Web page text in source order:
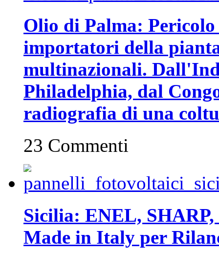
Olio di Palma:
importatori della
multinazionali.
Philadelphia, dal
radiografia di una
23 Commenti
Sicilia: ENEL,
Made in Italy per